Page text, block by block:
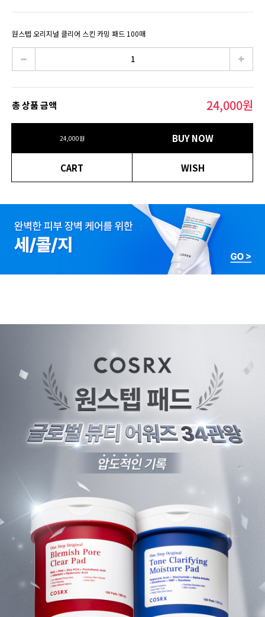
원스텝 오리지널 클리어 스킨 카밍 패드 100매
총 상품 금액 24,000원
24,000원 BUY NOW
CART WISH